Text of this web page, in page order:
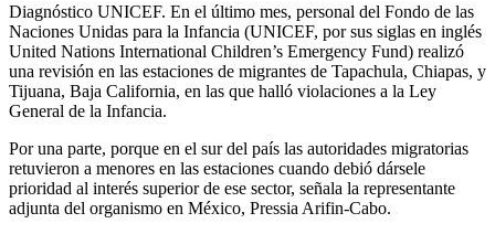
Diagnóstico UNICEF. En el último mes, personal del Fondo de las
Naciones Unidas para la Infancia (UNICEF, por sus siglas en inglés
United Nations International Children’s Emergency Fund) realizó
una revisión en las estaciones de migrantes de Tapachula, Chiapas, y
Tijuana, Baja California, en las que halló violaciones a la Ley
General de la Infancia.
Por una parte, porque en el sur del país las autoridades migratorias
retuvieron a menores en las estaciones cuando debió dársele
prioridad al interés superior de ese sector, señala la representante
adjunta del organismo en México, Pressia Arifin-Cabo.